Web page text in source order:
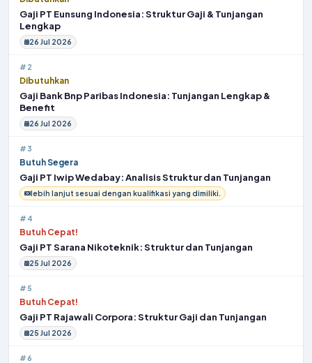
Gaji PT Eunsung Indonesia: Struktur Gaji & Tunjangan
Lengkap
26 Jul 2026
#2
Dibutuhkan
Gaji Bank Bnp Paribas Indonesia: Tunjangan Lengkap &
Benefit
26 Jul 2026
#3
Butuh Segera
Gaji PT Iwip Wedabay: Analisis Struktur dan Tunjangan
lebih lanjut sesuai dengan kualifikasi yang dimiliki.
#4
Butuh Cepat!
Gaji PT Sarana Nikoteknik: Struktur dan Tunjangan
25 Jul 2026
#5
Butuh Cepat!
Gaji PT Rajawali Corpora: Struktur Gaji dan Tunjangan
25 Jul 2026
#6